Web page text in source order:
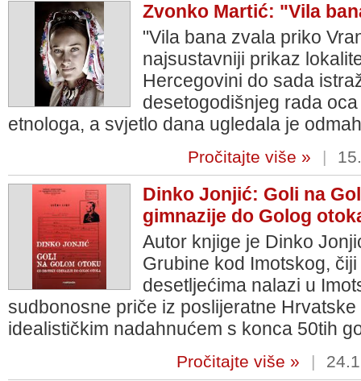
Zvonko Martić: "Vila
"Vila bana zvala priko
najsustavniji prikaz
Hercegovini do sada
desetogodišnjeg rada
etnologa, a svjetlo dana ugledala je
Pročitajte više » |
Dinko Jonjić: Goli na
gimnazije do Golog
Autor knjige je Dinko
Grubine kod Imotskog,
desetljećima nalazi u
sudbonosne priče iz poslijeratne
idealističkim nadahnućem s konca 50tih
Pročitajte više » |